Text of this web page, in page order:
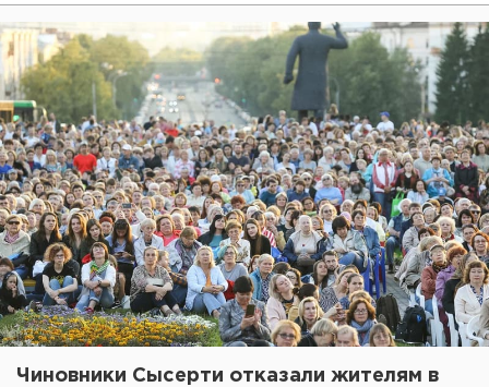
Чиновники Сысерти отказали жителям в